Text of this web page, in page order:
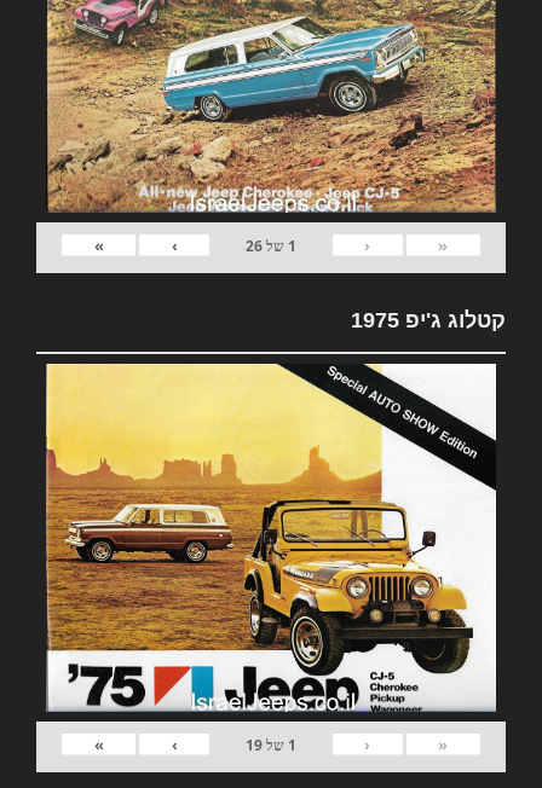
«
‹
1 של26
›
»
קטלוג ג'יפ 1975
«
‹
1 של19
›
»